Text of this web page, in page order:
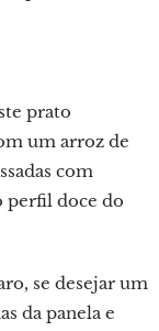
prato
um arroz de
com
perfil doce do
se desejar um
da panela e